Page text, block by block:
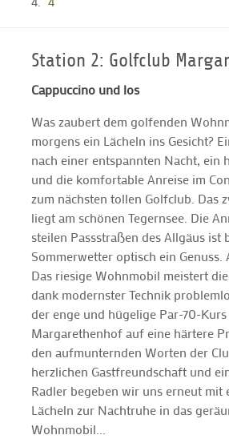
Station 2: Golfclub
Cappuccino und los
Was zaubert dem golfenden
morgens ein Lächeln ins Gesicht?
nach einer entspannten Nacht, ein
und die komfortable Anreise im
zum nächsten tollen Golfclub. Das
liegt am schönen Tegernsee. Die
steilen Passstraßen des Allgäus ist
Sommerwetter optisch ein Genuss.
Das riesige Wohnmobil meistert
dank modernster Technik
der enge und hügelige Par-70-
Margarethenhof auf eine härtere
den aufmunternden Worten der
herzlichen Gastfreundschaft und
Radler begeben wir uns erneut mit
Lächeln zur Nachtruhe in das
Wohnmobil...